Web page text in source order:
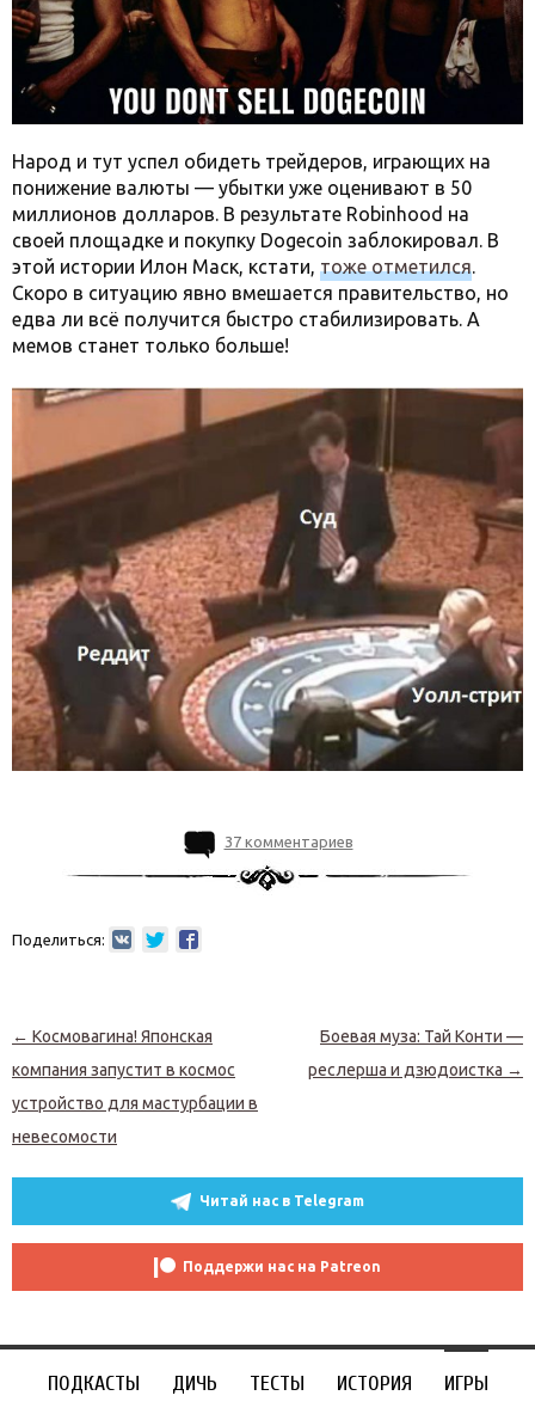
Народ и тут успел обидеть трейдеров, играющих на
понижение валюты — убытки уже оценивают в 50
миллионов долларов. В результате Robinhood на
своей площадке и покупку Dogecoin заблокировал. В
этой истории Илон Маск, кстати, тоже отметился.
Скоро в ситуацию явно вмешается правительство, но
едва ли всё получится быстро стабилизировать. А
мемов станет только больше!
37 комментариев
Поделиться:
Навигация по записям
← Космовагина! Японская
компания запустит в космос
устройство для мастурбации в
невесомости
Боевая муза: Тай Конти —
реслерша и дзюдоистка →
Читай нас в Telegram
Поддержи нас на Patreon
ПОДКАСТЫ ДИЧЬ ТЕСТЫ ИСТОРИЯ ИГРЫ